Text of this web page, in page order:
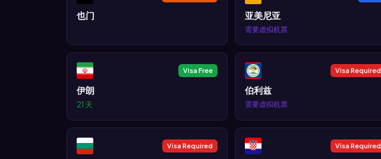
也门 亚美尼亚
需要虚拟机票
Visa Free
伊朗
21 天
Visa Required
伯利兹
需要虚拟机票
Visa Required Visa Required